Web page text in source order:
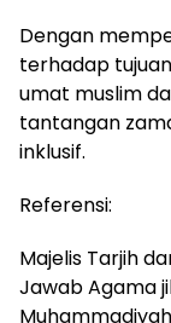
Dengan
terhadap
umat muslim
tantangan
inklusif.
Referensi:
Majelis Tarjih
Jawab Agama